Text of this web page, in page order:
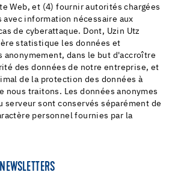
Web, et (4) fournir autorités chargées
information nécessaire aux
de cyberattaque. Dont, Uzin Utz
statistique les données et
dans le but d'accroître
des données de notre entreprise, et
de la protection des données à
nous traitons. Les données anonymes
serveur sont conservés séparément de
personnel fournies par la